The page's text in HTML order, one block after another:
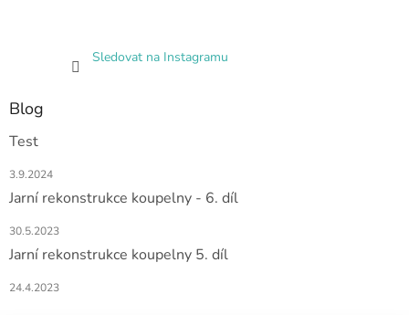
Sledovat na Instagramu
Blog
Test
3.9.2024
Jarní rekonstrukce koupelny - 6. díl
30.5.2023
Jarní rekonstrukce koupelny 5. díl
24.4.2023